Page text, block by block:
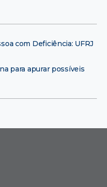
com Deficiência: UFRJ
para apurar possíveis